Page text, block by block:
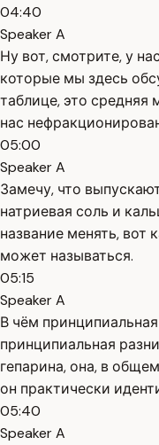
04:40
Speaker A
Ну вот, смотрите, у
которые мы здесь
таблице, это средняя
нас
05:00
Speaker A
Замечу, что
натриевая соль и
название менять, вот
может называться.
05:15
Speaker A
В чём
принципиальная
гепарина, она, в
он практически
05:40
Speaker A